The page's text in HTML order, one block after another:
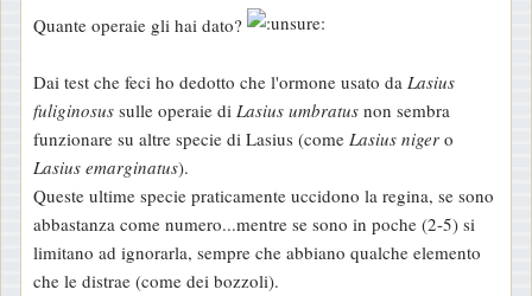
i
Quante operaie gli hai dato?
Dai test che feci ho dedotto che l'ormone usato da Lasius
fuliginosus sulle operaie di Lasius umbratus non sembra
funzionare su altre specie di Lasius (come Lasius niger o
Lasius emarginatus).
Queste ultime specie praticamente uccidono la regina, se sono
abbastanza come numero...mentre se sono in poche (2-5) si
limitano ad ignorarla, sempre che abbiano qualche elemento
che le distrae (come dei bozzoli).